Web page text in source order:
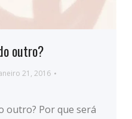
outro?
21, 2016
outro? Por que será